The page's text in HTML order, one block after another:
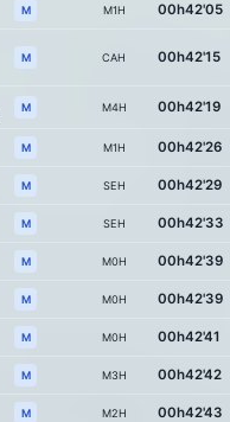
M M1H 00h42'05
M CAH 00h42'15
M M4H 00h42'19
M M1H 00h42'26
M SEH 00h42'29
M SEH 00h42'33
M M0H 00h42'39
M M0H 00h42'39
M M0H 00h42'41
M M3H 00h42'42
M M2H 00h42'43